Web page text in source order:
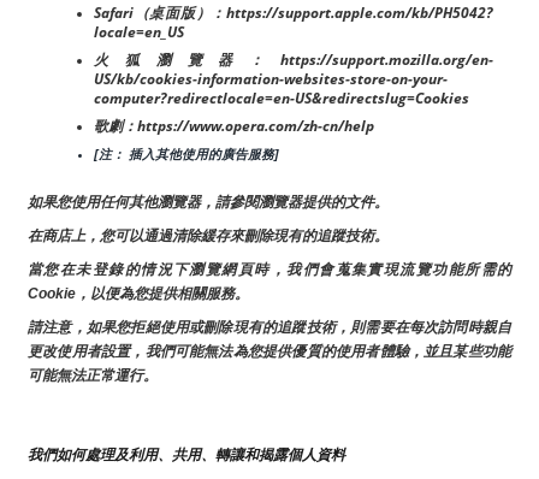
Safari（桌面版）：https://support.apple.com/kb/PH5042?
locale=en_US
火狐瀏覽器：https://support.mozilla.org/en-
US/kb/cookies-information-websites-store-on-your-
computer?redirectlocale=en-US&redirectslug=Cookies
歌劇：https://www.opera.com/zh-cn/help
[注： 插入其他使用的廣告服務]
如果您使用任何其他瀏覽器，請參閱瀏覽器提供的文件。
在商店上，您可以通過清除緩存來刪除現有的追蹤技術。
當您在未登錄的情況下瀏覽網頁時，我們會蒐集實現流覽功能所需的
Cookie，以便為您提供相關服務。
請注意，如果您拒絕使用或刪除現有的追蹤技術，則需要在每次訪問時親自
更改使用者設置，我們可能無法為您提供優質的使用者體驗，並且某些功能
可能無法正常運行。
我們如何處理及利用、共用、轉讓和揭露個人資料